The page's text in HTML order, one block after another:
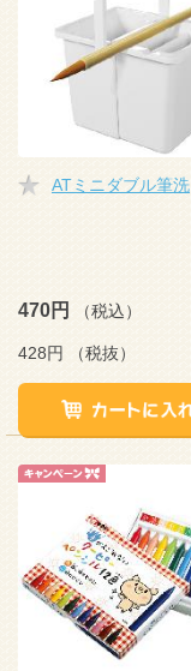
ATミニダブル筆洗
470円 （税込）
428円 （税抜）